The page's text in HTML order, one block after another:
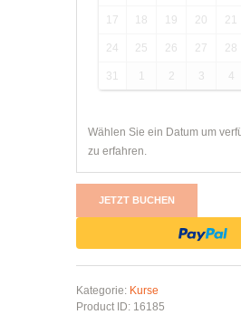
17 18 19 20 21
24 25 26 27 28
31 1 2 3 4
Wählen Sie ein Datum um
zu erfahren.
JETZT BUCHEN
Kategorie: Kurse
Product ID: 16185